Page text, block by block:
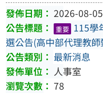
2026-08-05
重要 115學
選公告(高中部代理教師
最新消息
人事室
78